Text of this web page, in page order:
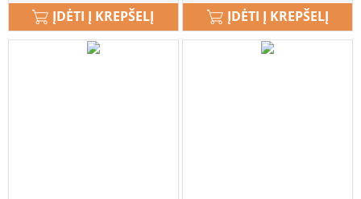
ĮDĖTI Į KREPŠELĮ ĮDĖTI Į KREPŠELĮ